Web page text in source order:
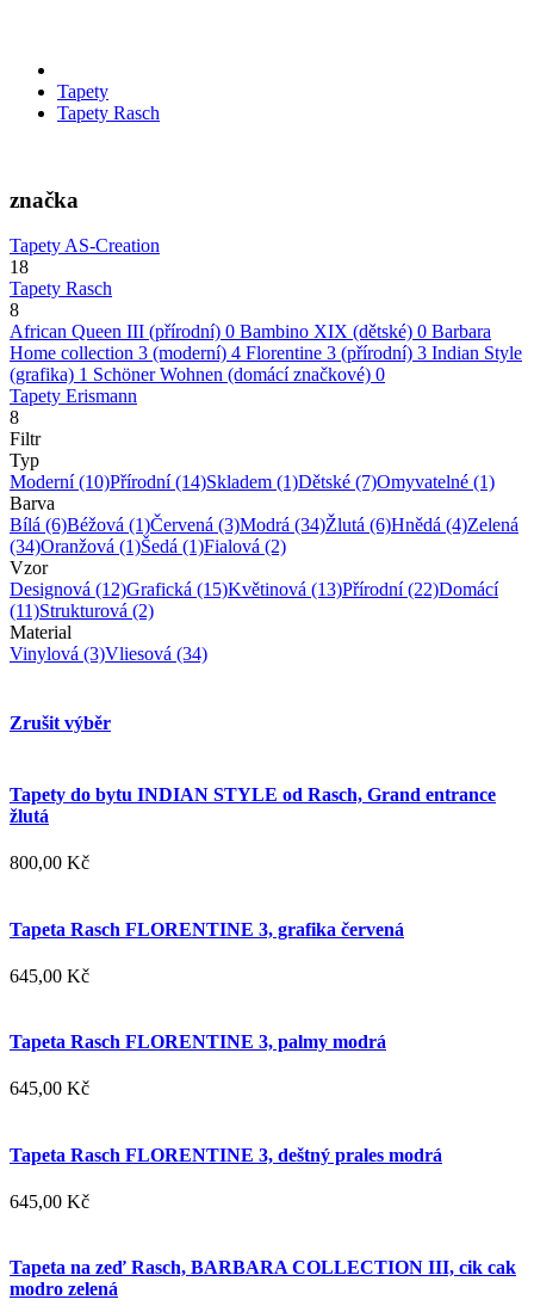
Tapety
Tapety Rasch
značka
Tapety AS-Creation
18
Tapety Rasch
8
African Queen III (přírodní) 0 Bambino XIX (dětské) 0 Barbara
Home collection 3 (moderní) 4 Florentine 3 (přírodní) 3 Indian Style
(grafika) 1 Schöner Wohnen (domácí značkové) 0
Tapety Erismann
8
Filtr
Typ
Moderní(10)Přírodní(14)Skladem (1)Dětské (7)Omyvatelné (1)
Barva
Bílá (6)Béžová (1)Červená (3)Modrá (34)Žlutá (6)Hnědá (4)Zelená
(34)Oranžová (1)Šedá (1)Fialová (2)
Vzor
Designová (12)Grafická (15)Květinová (13)Přírodní(22)Domácí
(11)Strukturová (2)
Material
Vinylová (3)Vliesová (34)
Zrušit výběr
Tapety do bytu INDIAN STYLE od Rasch, Grand entrance
žlutá
800,00 Kč
Tapeta Rasch FLORENTINE 3, grafika červená
645,00 Kč
Tapeta Rasch FLORENTINE 3, palmy modrá
645,00 Kč
Tapeta Rasch FLORENTINE 3, deštný prales modrá
645,00 Kč
Tapeta na zeď Rasch, BARBARA COLLECTION III, cik cak
modro zelená